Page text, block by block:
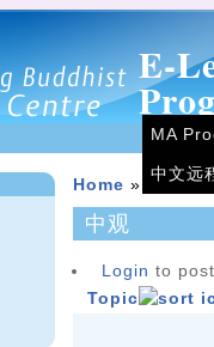
E-
MA
中文远
Home »
中观
Login to
Topic